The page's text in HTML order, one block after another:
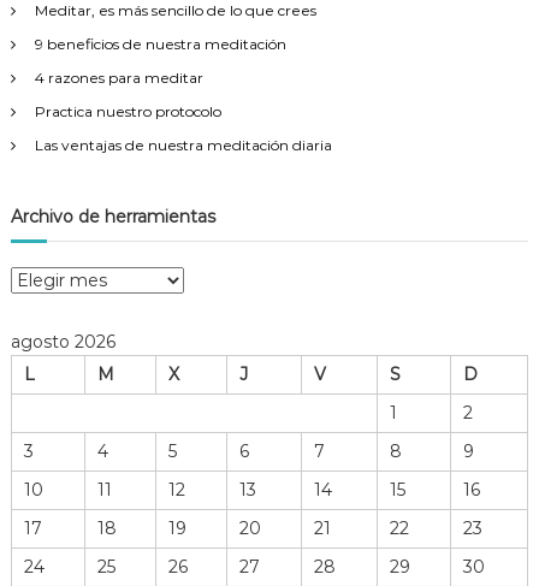
:
Meditar, es más sencillo de lo que crees
9 beneficios de nuestra meditación
4 razones para meditar
Practica nuestro protocolo
Las ventajas de nuestra meditación diaria
Archivo de herramientas
A
h
o
h
r
agosto 2026
L
M X J V S
D
1
2
3
4 5 6 7 8
9
10
11 12 13 14 15
16
17
18 19 20 21 22
23
24
25 26 27 28 29
30